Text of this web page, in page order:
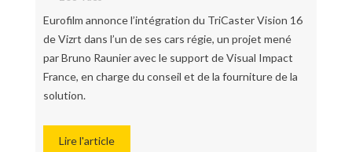
Eurofilm annonce l’intégration du TriCaster Vision 16
de Vizrt dans l’un de ses cars régie, un projet mené
par Bruno Raunier avec le support de Visual Impact
France, en charge du conseil et de la fourniture de la
solution.
Lire l'article